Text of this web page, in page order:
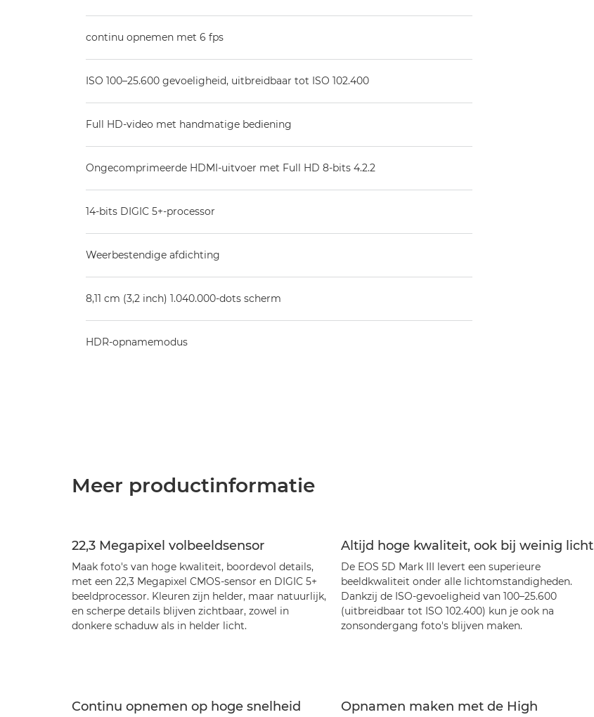
continu opnemen met 6 fps
ISO 100–25.600 gevoeligheid, uitbreidbaar tot ISO 102.400
Full HD-video met handmatige bediening
Ongecomprimeerde HDMI-uitvoer met Full HD 8-bits 4.2.2
14-bits DIGIC 5+-processor
Weerbestendige afdichting
8,11 cm (3,2 inch) 1.040.000-dots scherm
HDR-opnamemodus
Meer productinformatie
22,3 Megapixel volbeeldsensor
Maak foto's van hoge kwaliteit, boordevol details,
met een 22,3 Megapixel CMOS-sensor en DIGIC 5+
beeldprocessor. Kleuren zijn helder, maar natuurlijk,
en scherpe details blijven zichtbaar, zowel in
donkere schaduw als in helder licht.
Altijd hoge kwaliteit, ook bij weinig licht
De EOS 5D Mark III levert een superieure
beeldkwaliteit onder alle lichtomstandigheden.
Dankzij de ISO-gevoeligheid van 100–25.600
(uitbreidbaar tot ISO 102.400) kun je ook na
zonsondergang foto's blijven maken.
Continu opnemen op hoge snelheid
Opnamen maken met de High